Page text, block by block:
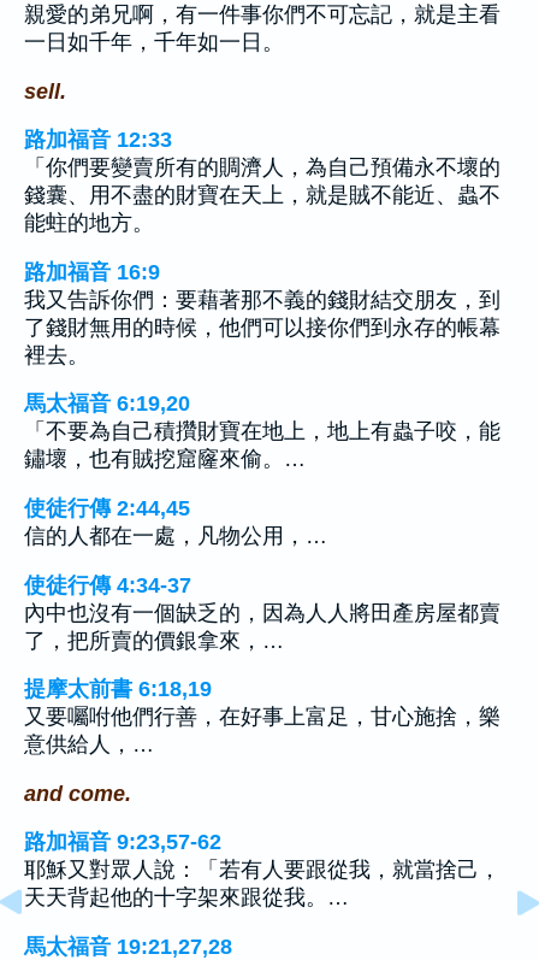
親愛的弟兄啊，有一件事你們不可忘記，就是主看
一日如千年，千年如一日。
sell.
路加福音 12:33
「你們要變賣所有的賙濟人，為自己預備永不壞的
錢囊、用不盡的財寶在天上，就是賊不能近、蟲不
能蛀的地方。
路加福音 16:9
我又告訴你們：要藉著那不義的錢財結交朋友，到
了錢財無用的時候，他們可以接你們到永存的帳幕
裡去。
馬太福音 6:19,20
「不要為自己積攢財寶在地上，地上有蟲子咬，能
鏽壞，也有賊挖窟窿來偷。…
使徒行傳 2:44,45
信的人都在一處，凡物公用，…
使徒行傳 4:34-37
內中也沒有一個缺乏的，因為人人將田產房屋都賣
了，把所賣的價銀拿來，…
提摩太前書 6:18,19
又要囑咐他們行善，在好事上富足，甘心施捨，樂
意供給人，…
and come.
路加福音 9:23,57-62
耶穌又對眾人說：「若有人要跟從我，就當捨己，
天天背起他的十字架來跟從我。…
馬太福音 19:21,27,28